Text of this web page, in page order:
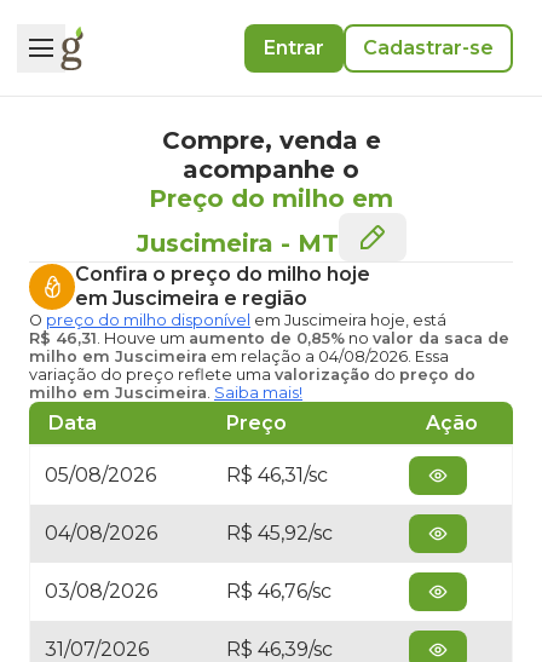
Entrar Cadastrar-se
Compre, venda e
acompanhe o
Preço do milho em
Juscimeira - MT
Confira o preço do milho hoje
em Juscimeira e região
O preço do milho disponível em Juscimeira hoje, está
R$ 46,31. Houve um aumento de 0,85% no valor da saca de
milho em Juscimeira em relação a 04/08/2026. Essa
variação do preço reflete uma valorização do preço do
milho em Juscimeira. Saiba mais!
Data Preço Ação
05/08/2026 R$ 46,31/sc
04/08/2026 R$ 45,92/sc
03/08/2026 R$ 46,76/sc
31/07/2026 R$ 46,39/sc